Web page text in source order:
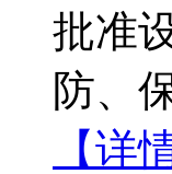
批准
防、
【详